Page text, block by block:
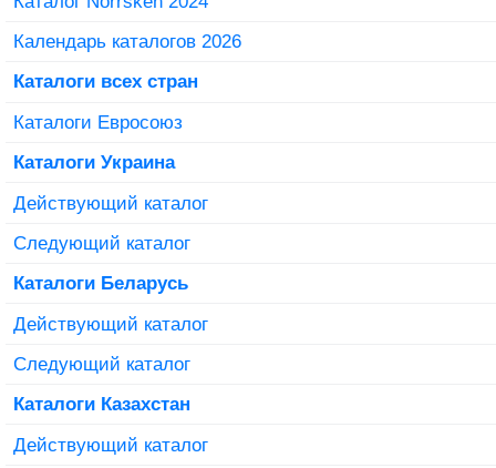
Календарь каталогов 2026
Каталоги всех стран
Каталоги Евросоюз
Каталоги Украина
Действующий каталог
Следующий каталог
Каталоги Беларусь
Действующий каталог
Следующий каталог
Каталоги Казахстан
Действующий каталог